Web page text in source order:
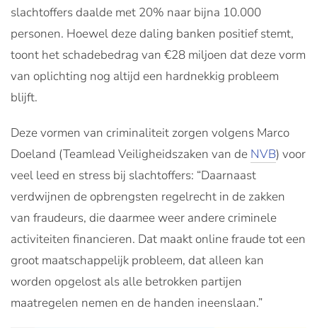
slachtoffers daalde met 20% naar bijna 10.000
personen. Hoewel deze daling banken positief stemt,
toont het schadebedrag van €28 miljoen dat deze vorm
van oplichting nog altijd een hardnekkig probleem
blijft.
Deze vormen van criminaliteit zorgen volgens Marco
Doeland (Teamlead Veiligheidszaken van de NVB) voor
veel leed en stress bij slachtoffers: “Daarnaast
verdwijnen de opbrengsten regelrecht in de zakken
van fraudeurs, die daarmee weer andere criminele
activiteiten financieren. Dat maakt online fraude tot een
groot maatschappelijk probleem, dat alleen kan
worden opgelost als alle betrokken partijen
maatregelen nemen en de handen ineenslaan.”